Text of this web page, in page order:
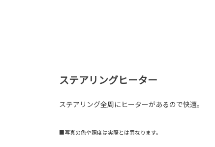
ステアリングヒーター
ステアリング全周にヒーターがあるので快適。
■写真の色や照度は実際とは異なります。